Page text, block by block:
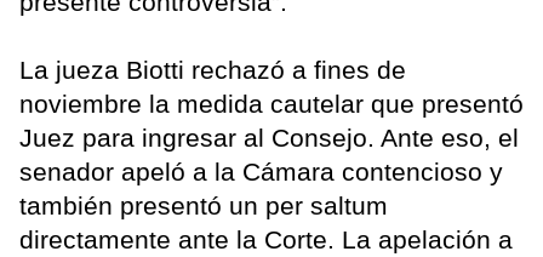
La jueza Biotti rechazó a fines de
noviembre la medida cautelar que presentó
Juez para ingresar al Consejo. Ante eso, el
senador apeló a la Cámara contencioso y
también presentó un per saltum
directamente ante la Corte. La apelación a